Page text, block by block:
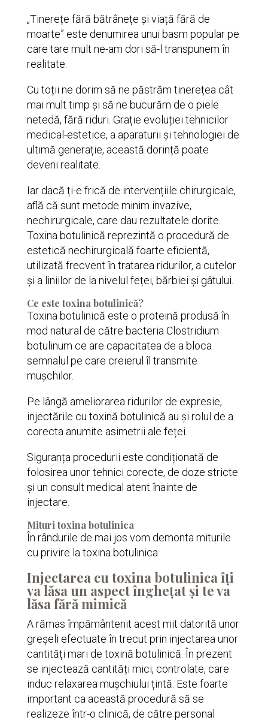
„Tinerețe fără bătrânețe și viață fără de
moarte” este denumirea unui basm popular pe
care tare mult ne-am dori să-l transpunem în
realitate.
Cu toții ne dorim să ne păstrăm tinerețea cât
mai mult timp și să ne bucurăm de o piele
netedă, fără riduri. Grație evoluției tehnicilor
medical-estetice, a aparaturii și tehnologiei de
ultimă generație, această dorință poate
deveni realitate.
Iar dacă ți-e frică de intervențiile chirurgicale,
află că sunt metode minim invazive,
nechirurgicale, care dau rezultatele dorite.
Toxina botulinică reprezintă o procedură de
estetică nechirurgicală foarte eficientă,
utilizată frecvent în tratarea ridurilor, a cutelor
și a liniilor de la nivelul feței, bărbiei și gâtului.
Ce este toxina botulinică?
Toxina botulinică este o proteină produsă în
mod natural de către bacteria Clostridium
botulinum ce are capacitatea de a bloca
semnalul pe care creierul îl transmite
mușchilor.
Pe lângă ameliorarea ridurilor de expresie,
injectările cu toxină botulinică au și rolul de a
corecta anumite asimetrii ale feței.
Siguranța procedurii este condiționată de
folosirea unor tehnici corecte, de doze stricte
și un consult medical atent înainte de
injectare.
Mituri toxina botulinica
În rândurile de mai jos vom demonta miturile
cu privire la toxina botulinica.
Injectarea cu toxina botulinica îți
va lăsa un aspect înghețat și te va
lăsa fără mimică
A rămas împământenit acest mit datorită unor
greșeli efectuate în trecut prin injectarea unor
cantități mari de toxină botulinică. În prezent
se injectează cantități mici, controlate, care
induc relaxarea mușchiului țintă. Este foarte
important ca această procedură să se
realizeze într-o clinică, de către personal